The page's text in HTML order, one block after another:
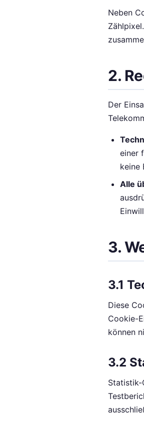
Neben
2.
Der
einer
keine
Alle
3.
3.1
Diese
Cookie-
können
3.2
Statistik-